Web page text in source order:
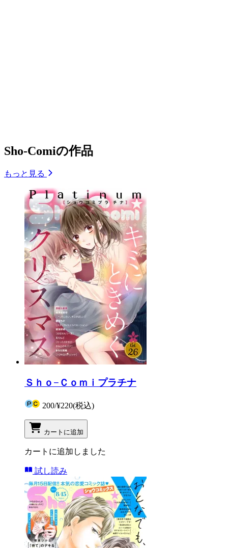
Sho-Comiの作品
もっと見る
Ｓｈｏ−Ｃｏｍｉプラチナ
200/¥220(税込)
カートに追加
カートに追加しました
試し読み